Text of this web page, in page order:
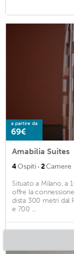
a partire da
69€
Amabilia Suites
4Ospiti · 2Camere
Situato a Milano, a
offre la
dista 300 metri dal
e 700 ...